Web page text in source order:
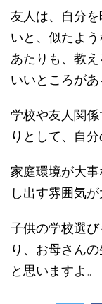
友人は、自分
いと、似たよ
あたりも、教
いいところがあ
学校や友人関
りとして、自
家庭環境が大
し出す雰囲気が
子供の学校選
り、お母さん
と思いますよ。